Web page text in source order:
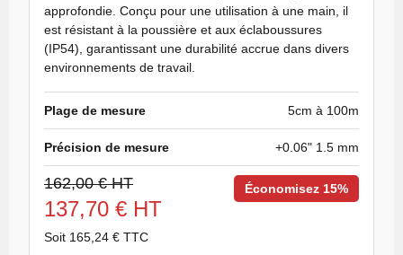
approfondie. Conçu pour une utilisation à une main, il
est résistant à la poussière et aux éclaboussures
(IP54), garantissant une durabilité accrue dans divers
environnements de travail.
Plage de mesure 5cm à 100m
Précision de mesure +0.06" 1.5 mm
Économisez 15%
162,00 € HT
137,70 € HT
Soit 165,24 € TTC